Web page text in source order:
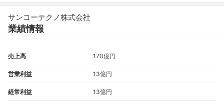
フォローしました
こちらの企業もフォローしませんか？
サンコーテクノ株式会社
業績情報
売上高 170億円
営業利益 13億円
経常利益 13億円